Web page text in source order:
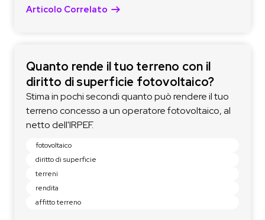
Articolo Correlato
Quanto rende il tuo terreno con il
diritto di superficie fotovoltaico?
Stima in pochi secondi quanto può rendere il tuo
terreno concesso a un operatore fotovoltaico, al
netto dell'IRPEF.
fotovoltaico
diritto di superficie
terreni
rendita
affitto terreno